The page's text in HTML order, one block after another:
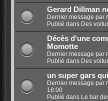
Gerard Dillman
Dernier message par
Publié dans Des
Décès d'une
Momotte
Dernier message par
Publié dans Des
un super gars
Dernier message par
18:00
Publié dans Le bar